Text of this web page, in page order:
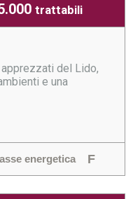
trattabili
del Lido,
e una
energetica F